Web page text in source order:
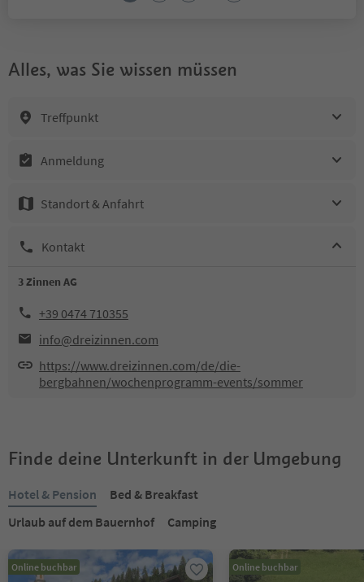
Alles, was Sie wissen müssen
Treffpunkt
Anmeldung
Standort & Anfahrt
Kontakt
3 Zinnen AG
+39 0474 710355
info@dreizinnen.com
https://www.dreizinnen.com/de/die-
bergbahnen/wochenprogramm-events/sommer
Finde deine Unterkunft in der Umgebung
Hotel & Pension
Bed & Breakfast
Urlaub auf dem Bauernhof
Camping
Online buchbar Online buchbar